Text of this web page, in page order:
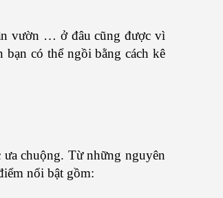
vườn … ở đâu cũng được vì
có thể ngồi bằng cách kê
chuộng. Từ những nguyên
nổi bật gồm: